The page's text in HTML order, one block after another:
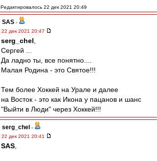
Редактировалось 22 дек 2021 20:49
SAS -
22 дек 2021 20:47
serg_chel
Сергей ...
Да ладно ты, все понятно....
Малая Родина - это Святое!!!
Тем более Хоккей на Урале и далее
на Восток - это как Икона у пацанов и шанс
"Выйти в Люди" через Хоккей!!!
serg_chel -
22 дек 2021 20:41
SAS